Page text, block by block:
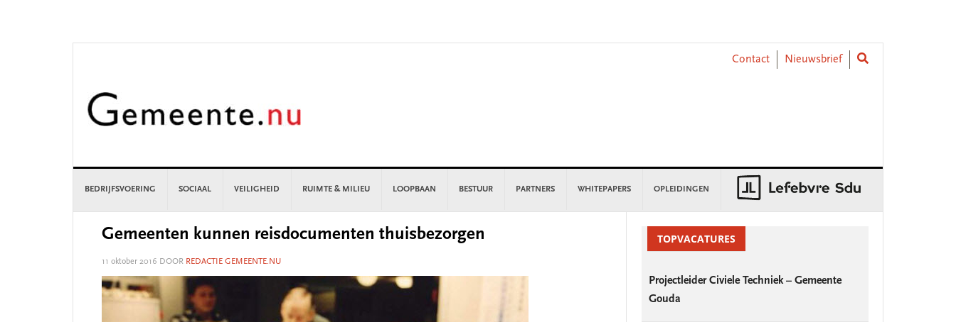
Contact
Nieuwsbrief
BEDRIJFSVOERING SOCIAAL VEILIGHEID RUIMTE & MILIEU LOOPBAAN BESTUUR PARTNERS WHITEPAPERS OPLEIDINGEN
Gemeenten kunnen reisdocumenten thuisbezorgen
11 oktober 2016 DOOR REDACTIE GEMEENTE.NU
SidebarTOPVACATURES
Projectleider Civiele Techniek – Gemeente
Gouda